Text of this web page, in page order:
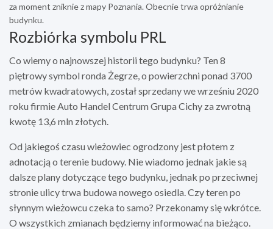
za moment zniknie z mapy Poznania. Obecnie trwa opróżnianie
budynku.
Rozbiórka symbolu PRL
Co wiemy o najnowszej historii tego budynku? Ten 8
piętrowy symbol ronda Żegrze, o powierzchni ponad 3700
metrów kwadratowych, został sprzedany we wrześniu 2020
roku firmie Auto Handel Centrum Grupa Cichy za zwrotną
kwotę 13,6 mln złotych.
Od jakiegoś czasu wieżowiec ogrodzony jest płotem z
adnotacją o terenie budowy. Nie wiadomo jednak jakie są
dalsze plany dotyczące tego budynku, jednak po przeciwnej
stronie ulicy trwa budowa nowego osiedla. Czy teren po
słynnym wieżowcu czeka to samo? Przekonamy się wkrótce.
O wszystkich zmianach będziemy informować na bieżąco.